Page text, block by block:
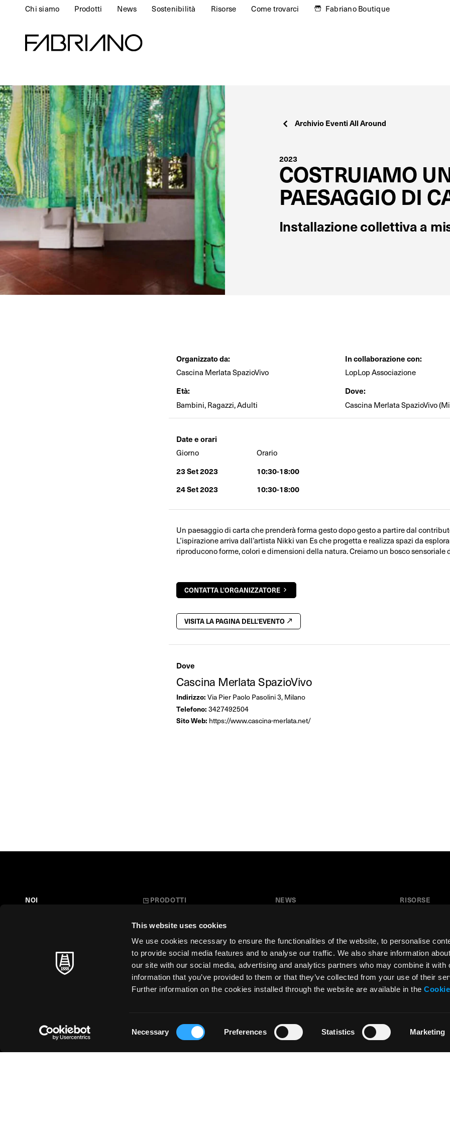
This website uses cookies
We use cookies necessary to ensure the functionalities of the website, to personalise
to provide social media features and to analyse our traffic. We also share information
our site with our social media, advertising and analytics partners who may combine it with
information that you’ve provided to them or that they’ve collected from your use of their
Further information on the cookies installed through the website are available in the
Necessary Preferences Statistics Marketing
Chi siamo Prodotti News Sostenibilità Risorse Come trovarci Fabriano Boutique
Archivio Eventi All Around
2023
COSTRUIAMO
PAESAGGIO DI
Installazione collettiva a
Organizzato da:
Cascina Merlata SpazioVivo
In collaborazione con:
LopLop Associazione
Età:
Bambini, Ragazzi, Adulti
Dove:
Cascina Merlata SpazioVivo
Date e orari
Giorno Orario
23 Set 2023
10:30-18:00
24 Set 2023
10:30-18:00
Un paesaggio di carta che prenderà forma gesto dopo gesto a partire dal
L’ispirazione arriva dall’artista Nikki van Es che progetta e realizza spazi da
riproducono forme, colori e dimensioni della natura. Creiamo un bosco sensoriale
CONTATTA L'ORGANIZZATORE
VISITA LA PAGINA DELL'EVENTO
Dove
Cascina Merlata SpazioVivo
Indirizzo: Via Pier Paolo Pasolini 3, Milano
Telefono: 3427492504
Sito Web: https://www.cascina-merlata.net/
NOI
MAESTRI SENZA TEMPO
◳ PRODOTTI
Carte Creative
Cartoleria
Stampa d'Arte
NEWS
Collaborazioni
Festival del Disegno
Residenza d’artista
RISORSE
Download
Area